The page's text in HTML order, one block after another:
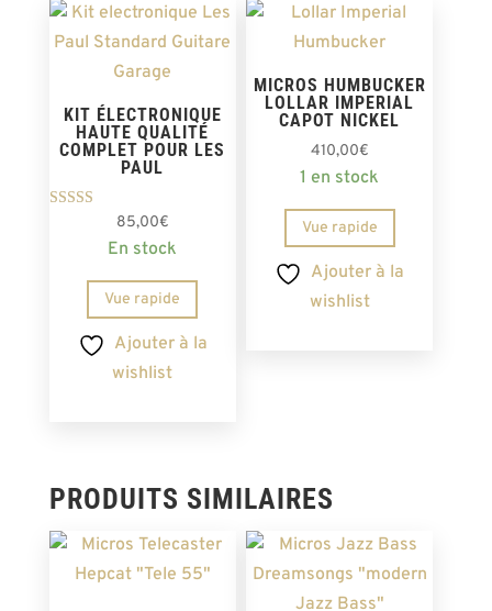
KIT ÉLECTRONIQUE
HAUTE QUALITÉ
COMPLET POUR LES
PAUL
85,00€
En stock
Vue rapide
Ajouter à la
wishlist
MICROS HUMBUCKER
LOLLAR IMPERIAL
CAPOT NICKEL
410,00€
1 en stock
Vue rapide
Ajouter à la
wishlist
PRODUITS SIMILAIRES